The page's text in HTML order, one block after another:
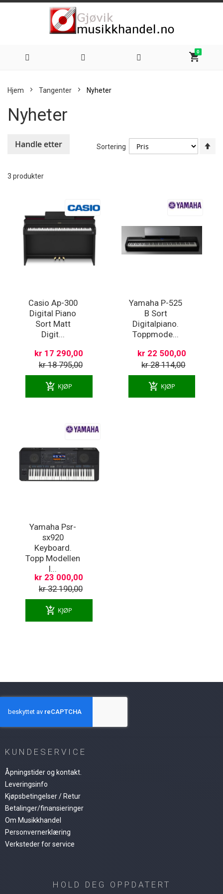
shopping_cart
0
innhold
Hjem Tangenter Nyheter
Nyheter
3 produkter
Sortering
Casio Ap-300
Digital Piano
Sort Matt
Digit...
kr 17 290,00
kr 18 795,00
add_shopping_cart KJØP
Yamaha P-525
B Sort
Digitalpiano.
Toppmode...
kr 22 500,00
kr 28 114,00
add_shopping_cart KJØP
Yamaha Psr-
sx920
Keyboard.
Topp Modellen
I...
kr 23 000,00
kr 32 190,00
add_shopping_cart KJØP
Handle etter
KUNDESERVICE
Åpningstider og kontakt.
Leveringsinfo
Kjøpsbetingelser / Retur
Betalinger/finansieringer
Om Musikkhandel
Personvernerklæring
Verksteder for service
HOLD DEG OPPDATERT